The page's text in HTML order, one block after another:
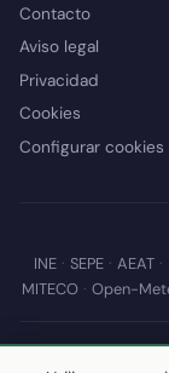
Contacto
Aviso legal
Privacidad
Cookies
Configurar cookies
INE· SEPE· AEAT·
MITECO· Open-
© 2026